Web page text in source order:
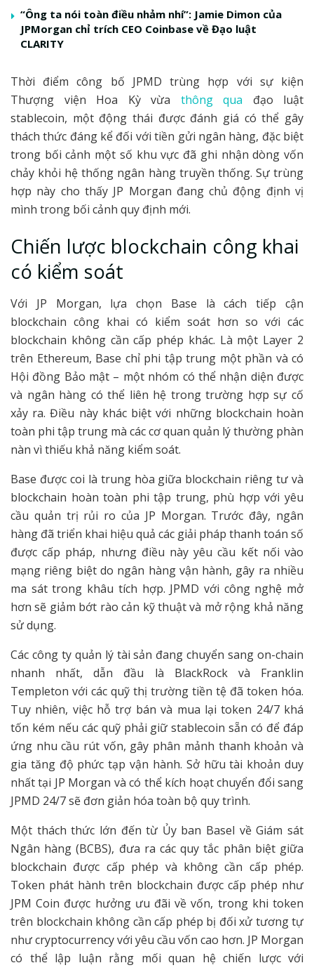
“Ông ta nói toàn điều nhảm nhí”: Jamie Dimon của
JPMorgan chỉ trích CEO Coinbase về Đạo luật
CLARITY
Thời điểm công bố JPMD trùng hợp với sự kiện
Thượng viện Hoa Kỳ vừa thông qua đạo luật
stablecoin, một động thái được đánh giá có thể gây
thách thức đáng kể đối với tiền gửi ngân hàng, đặc biệt
trong bối cảnh một số khu vực đã ghi nhận dòng vốn
chảy khỏi hệ thống ngân hàng truyền thống. Sự trùng
hợp này cho thấy JP Morgan đang chủ động định vị
mình trong bối cảnh quy định mới.
Chiến lược blockchain công khai
có kiểm soát
Với JP Morgan, lựa chọn Base là cách tiếp cận
blockchain công khai có kiểm soát hơn so với các
blockchain không cần cấp phép khác. Là một Layer 2
trên Ethereum, Base chỉ phi tập trung một phần và có
Hội đồng Bảo mật – một nhóm có thể nhận diện được
và ngân hàng có thể liên hệ trong trường hợp sự cố
xảy ra. Điều này khác biệt với những blockchain hoàn
toàn phi tập trung mà các cơ quan quản lý thường phàn
nàn vì thiếu khả năng kiểm soát.
Base được coi là trung hòa giữa blockchain riêng tư và
blockchain hoàn toàn phi tập trung, phù hợp với yêu
cầu quản trị rủi ro của JP Morgan. Trước đây, ngân
hàng đã triển khai hiệu quả các giải pháp thanh toán số
được cấp pháp, nhưng điều này yêu cầu kết nối vào
mạng riêng biệt do ngân hàng vận hành, gây ra nhiều
ma sát trong khâu tích hợp. JPMD với công nghệ mở
hơn sẽ giảm bớt rào cản kỹ thuật và mở rộng khả năng
sử dụng.
Các công ty quản lý tài sản đang chuyển sang on-chain
nhanh nhất, dẫn đầu là BlackRock và Franklin
Templeton với các quỹ thị trường tiền tệ đã token hóa.
Tuy nhiên, việc hỗ trợ bán và mua lại token 24/7 khá
tốn kém nếu các quỹ phải giữ stablecoin sẵn có để đáp
ứng nhu cầu rút vốn, gây phân mảnh thanh khoản và
gia tăng độ phức tạp vận hành. Sở hữu tài khoản duy
nhất tại JP Morgan và có thể kích hoạt chuyển đổi sang
JPMD 24/7 sẽ đơn giản hóa toàn bộ quy trình.
Một thách thức lớn đến từ Ủy ban Basel về Giám sát
Ngân hàng (BCBS), đưa ra các quy tắc phân biệt giữa
blockchain được cấp phép và không cần cấp phép.
Token phát hành trên blockchain được cấp phép như
JPM Coin được hưởng ưu đãi về vốn, trong khi token
trên blockchain không cần cấp phép bị đối xử tương tự
như cryptocurrency với yêu cầu vốn cao hơn. JP Morgan
có thể lập luận rằng mối quan hệ chiến lược với